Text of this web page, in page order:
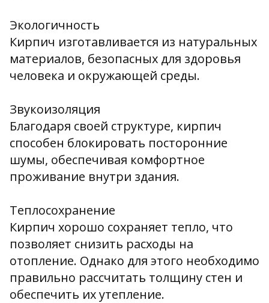
Экологичность
Кирпич изготавливается из натуральных
материалов, безопасных для здоровья
человека и окружающей среды.
Звукоизоляция
Благодаря своей структуре, кирпич
способен блокировать посторонние
шумы, обеспечивая комфортное
проживание внутри здания.
Теплосохранение
Кирпич хорошо сохраняет тепло, что
позволяет снизить расходы на
отопление. Однако для этого необходимо
правильно рассчитать толщину стен и
обеспечить их утепление.